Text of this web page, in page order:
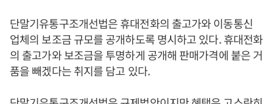
단말기유통구조개선법은 휴대전화의 출고가와 이동통신
업체의 보조금 규모를 공개하도록 명시하고 있다. 휴대전화
의 출고가와 보조금을 투명하게 공개해 판매가격에 붙은 거
품을 빼겠다는 취지를 담고 있다.